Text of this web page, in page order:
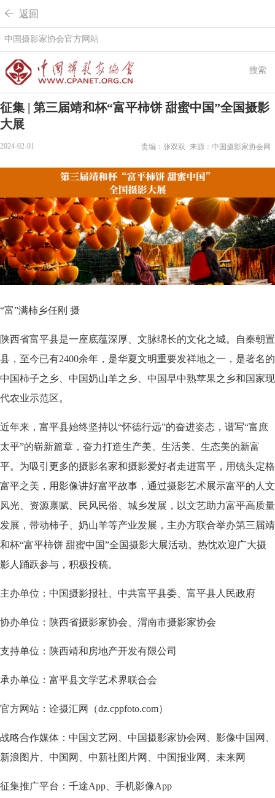
 返回
中国摄影家协会官方网站
搜索
征集 | 第三届靖和杯“富平柿饼 甜蜜中国”全国摄影
大展
2024-02-01 来源：中国摄影家协会网
责编：张双双
“富”满柿乡任刚 摄
陕西省富平县是一座底蕴深厚、文脉绵长的文化之城。自秦朝置
县，至今已有2400余年，是华夏文明重要发祥地之一，是著名的
中国柿子之乡、中国奶山羊之乡、中国早中熟苹果之乡和国家现
代农业示范区。
近年来，富平县始终坚持以“怀德行远”的奋进姿态，谱写“富庶
太平”的崭新篇章，奋力打造生产美、生活美、生态美的新富
平。为吸引更多的摄影名家和摄影爱好者走进富平，用镜头定格
富平之美，用影像讲好富平故事，通过摄影艺术展示富平的人文
风光、资源禀赋、民风民俗、城乡发展，以文艺助力富平高质量
发展，带动柿子、奶山羊等产业发展，主办方联合举办第三届靖
和杯“富平柿饼 甜蜜中国”全国摄影大展活动。热忱欢迎广大摄
影人踊跃参与，积极投稿。
主办单位：中国摄影报社、中共富平县委、富平县人民政府
协办单位：陕西省摄影家协会、渭南市摄影家协会
支持单位：陕西靖和房地产开发有限公司
承办单位：富平县文学艺术界联合会
官方网站：诠摄汇网（dz.cppfoto.com）
战略合作媒体：中国文艺网、中国摄影家协会网、影像中国网、
新浪图片、中国网、中新社图片网、中国报业网、未来网
征集推广平台：千途App、手机影像App